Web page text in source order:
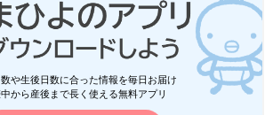
や生後日数に合った情報を毎日お届け
から産後まで長く使える無料アプリ